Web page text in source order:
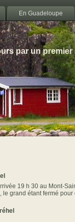
En Guadeloupe
par un premier
19 h 30 au Mont-
grand étant fermé pour